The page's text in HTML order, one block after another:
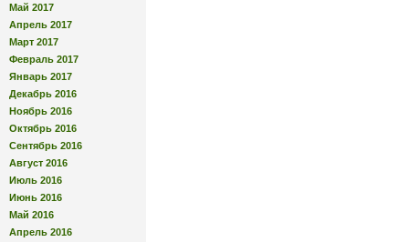
Май 2017
Апрель 2017
Март 2017
Февраль 2017
Январь 2017
Декабрь 2016
Ноябрь 2016
Октябрь 2016
Сентябрь 2016
Август 2016
Июль 2016
Июнь 2016
Май 2016
Апрель 2016